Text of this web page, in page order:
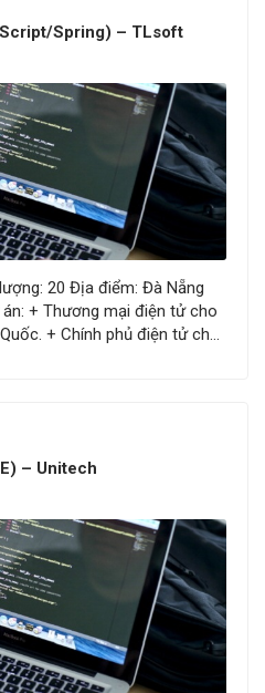
Spring) – TLsoft
20 Địa điểm: Đà Nẵng
+ Thương mại điện tử cho
+ Chính phủ điện tử cho
– Unitech